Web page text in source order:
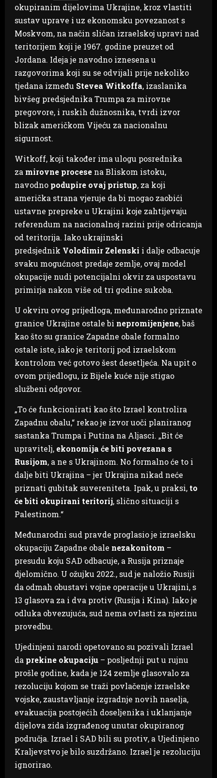
okupiranim dijelovima Ukrajine, kroz vlastiti
sustav uprave i uz ekonomsku povezanost s
Moskvom, na način sličan izraelskoj upravi nad
teritorijem koji je 1967. godine preuzet od
Jordana. Ideja je navodno iznesena u
razgovorima koji su se odvijali prije nekoliko
tjedana između Stevea Witkoffa, izaslanika
bivšeg predsjednika Trumpa za mirovne
pregovore, i ruskih dužnosnika, tvrdi izvor
blizak američkom Vijeću za nacionalnu
sigurnost.
Witkoff, koji također ima ulogu posrednika
za mirovne procese na Bliskom istoku,
navodno podupire ovaj pristup, za koji
američka strana vjeruje da bi mogao zaobići
ustavne prepreke u Ukrajini koje zahtijevaju
referendum na nacionalnoj razini prije odricanja
od teritorija. Iako ukrajinski
predsjednik Volodimir Zelenski i dalje odbacuje
svaku mogućnost predaje zemlje, ovaj model
okupacije nudi potencijalni okvir za uspostavu
primirja nakon više od tri godine sukoba.
U okviru ovog prijedloga, međunarodno priznate
granice Ukrajine ostale bi nepromijenjene, baš
kao što su granice Zapadne obale formalno
ostale iste, iako je teritorij pod izraelskom
kontrolom već gotovo šest desetljeća. Na upit o
ovom prijedlogu, iz Bijele kuće nije stigao
službeni odgovor.
„To će funkcionirati kao što Izrael kontrolira
Zapadnu obalu,“ rekao je izvor uoči planiranog
sastanka Trumpa i Putina na Aljasci. „Bit će
upravitelj, ekonomija će biti povezana s
Rusijom, a ne s Ukrajinom. No formalno će to i
dalje biti Ukrajina – jer Ukrajina nikad neće
priznati gubitak suvereniteta. Ipak, u praksi, to
će biti okupirani teritorij, slično situaciji s
Palestinom.“
Međunarodni sud pravde proglasio je izraelsku
okupaciju Zapadne obale nezakonitom –
presudu koju SAD odbacuje, a Rusija priznaje
djelomično. U ožujku 2022., sud je naložio Rusiji
da odmah obustavi vojne operacije u Ukrajini, s
13 glasova za i dva protiv (Rusija i Kina). Iako je
odluka obvezujuća, sud nema ovlasti za njezinu
provedbu.
Ujedinjeni narodi opetovano su pozivali Izrael
da prekine okupaciju – posljednji put u rujnu
prošle godine, kada je 124 zemlje glasovalo za
rezoluciju kojom se traži povlačenje izraelske
vojske, zaustavljanje izgradnje novih naselja,
evakuacija postojećih doseljenika i uklanjanje
dijelova zida izgrađenog unutar okupiranog
područja. Izrael i SAD bili su protiv, a Ujedinjeno
Kraljevstvo je bilo suzdržano. Izrael je rezoluciju
ignorirao.